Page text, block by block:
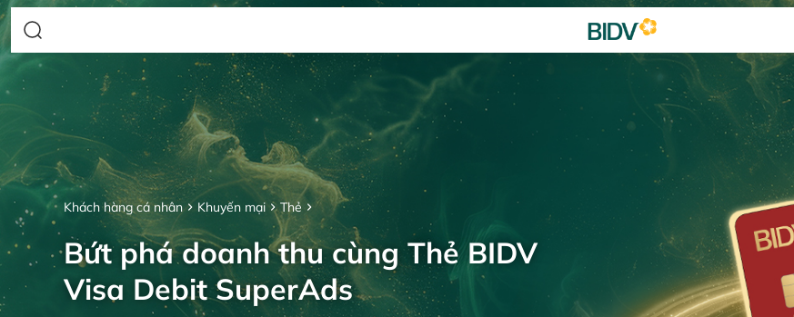
Khách hàng cá nhân Khuyến mại Thẻ
Bứt phá doanh thu cùng Thẻ BIDV
Visa Debit SuperAds